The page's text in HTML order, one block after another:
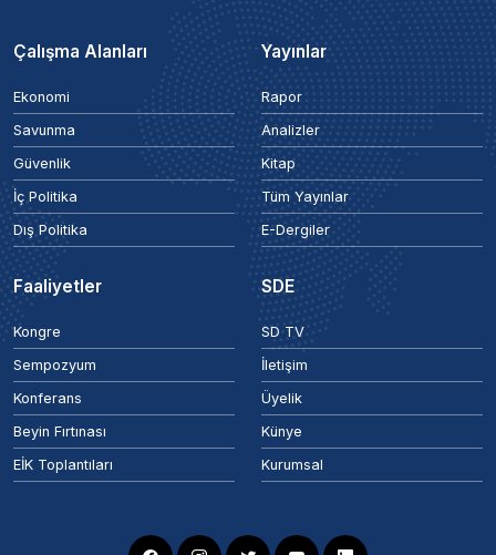
Çalışma Alanları
Ekonomi
Savunma
Güvenlik
İç Politika
Dış Politika
Yayınlar
Rapor
Analizler
Kitap
Tüm Yayınlar
E-Dergiler
Faaliyetler
Kongre
Sempozyum
Konferans
Beyin Fırtınası
EİK Toplantıları
SDE
SD TV
İletişim
Üyelik
Künye
Kurumsal